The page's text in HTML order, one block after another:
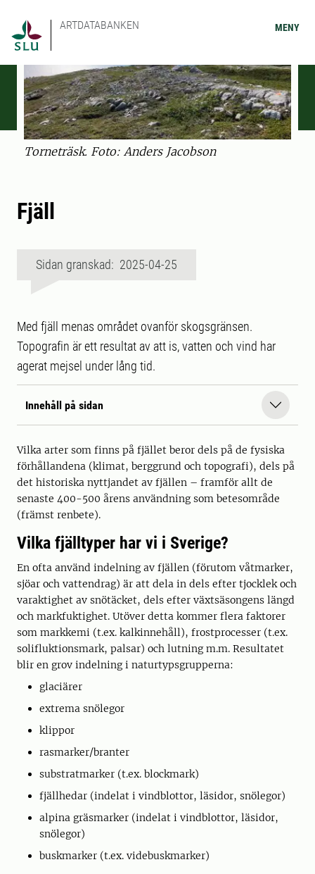
ARTDATABANKEN MENY
Torneträsk. Foto: Anders Jacobson
Fjäll
Sidan granskad: 2025-04-25
Med fjäll menas området ovanför skogsgränsen.
Topografin är ett resultat av att is, vatten och vind har
agerat mejsel under lång tid.
Innehåll på sidan
Vilka arter som finns på fjället beror dels på de fysiska
förhållandena (klimat, berggrund och topografi), dels på
det historiska nyttjandet av fjällen – framför allt de
senaste 400-500 årens användning som betesområde
(främst renbete).
Vilka fjälltyper har vi i Sverige?
En ofta använd indelning av fjällen (förutom våtmarker,
sjöar och vattendrag) är att dela in dels efter tjocklek och
varaktighet av snötäcket, dels efter växtsäsongens längd
och markfuktighet. Utöver detta kommer flera faktorer
som markkemi (t.ex. kalkinnehåll), frostprocesser (t.ex.
solifluktionsmark, palsar) och lutning m.m. Resultatet
blir en grov indelning i naturtypsgrupperna:
glaciärer
extrema snölegor
klippor
rasmarker/branter
substratmarker (t.ex. blockmark)
fjällhedar (indelat i vindblottor, läsidor, snölegor)
alpina gräsmarker (indelat i vindblottor, läsidor,
snölegor)
buskmarker (t.ex. videbuskmarker)